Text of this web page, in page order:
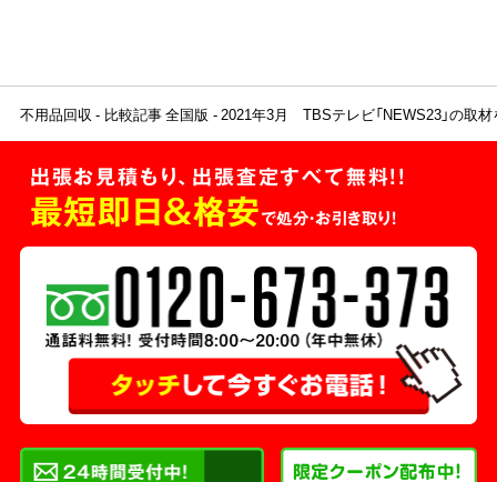
不用品回収 比較記事 全国版 2021年3月 TBSテレビ「NEWS23」の取
出張お見積もり、出張査定すべて無料!!
最短即日＆格安で処分・お引き取り！